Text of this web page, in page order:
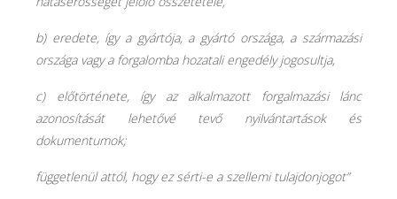
b) eredete, így a gyártója, a gyártó országa, a származási
országa vagy a forgalomba hozatali engedély jogosultja,
c) előtörténete, így az alkalmazott forgalmazási lánc
azonosítását lehetővé tevő nyilvántartások és
dokumentumok;
függetlenül attól, hogy ez sérti-e a szellemi tulajdonjogot”